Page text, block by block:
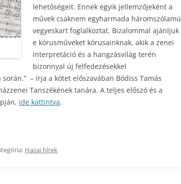
lehetőségeit. Ennek egyik jellemzőjeként a
művek csaknem egyharmada háromszólamú
vegyeskart foglalkoztat. Bizalommal ajánljuk
e kórusműveket kórusainknak, akik a zenei
interpretáció és a hangzásvilág terén
bizonnyal új felfedezésekkel
– írja a kötet előszavában Bódiss Tamás
Tanszékének tanára. A teljes előszó és a
ide kattintva.
Hazai hírek